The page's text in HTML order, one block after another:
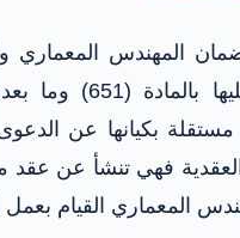
المهندس المعماري
البناء المنصوص عليها
بكيانها عن الدعوى
فهي تنشأ عن عقد
المعماري القيام بعمل